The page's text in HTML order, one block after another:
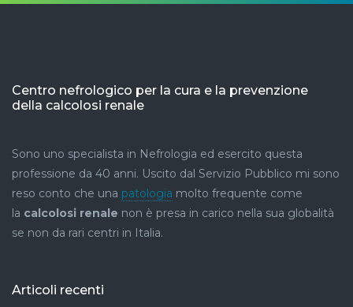
Centro nefrologico per la cura e la prevenzione
della calcolosi renale
Sono uno specialista in Nefrologia ed esercito questa
professione da 40 anni. Uscito dal Servizio Pubblico mi sono
reso conto che una patologia molto frequente come
la calcolosi renale non è presa in carico nella sua globalità
se non da rari centri in Italia.
Articoli recenti